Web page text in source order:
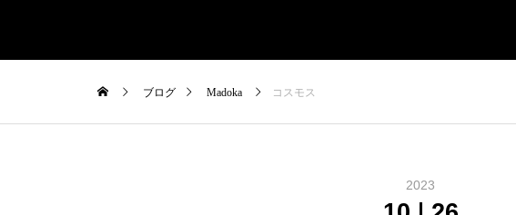
ブログ Madoka コスモス
2023